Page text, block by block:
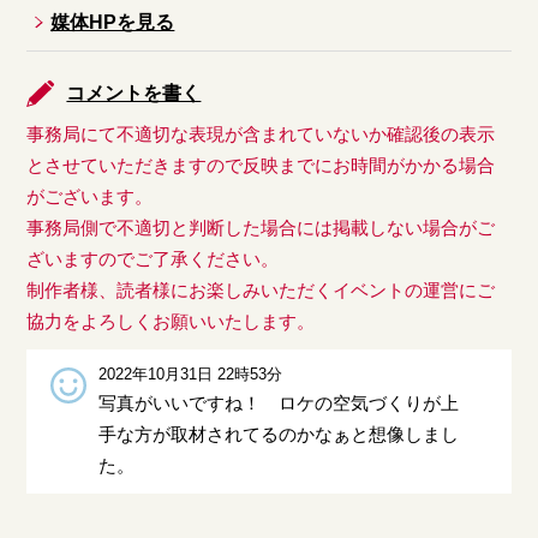
媒体HPを見る
コメントを書く
事務局にて不適切な表現が含まれていないか確認後の表示
とさせていただきますので反映までにお時間がかかる場合
がございます。
事務局側で不適切と判断した場合には掲載しない場合がご
ざいますのでご了承ください。
制作者様、読者様にお楽しみいただくイベントの運営にご
協力をよろしくお願いいたします。
2022年10月31日 22時53分
写真がいいですね！ ロケの空気づくりが上
手な方が取材されてるのかなぁと想像しまし
た。